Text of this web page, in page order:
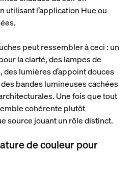
utilisant l’application Hue ou
peut ressembler à ceci : un
la clarté, des lampes de
lumières d’appoint douces
bandes lumineuses cachées
Une fois que tout
cohérente plutôt
source jouant un rôle distinct.
de couleur pour